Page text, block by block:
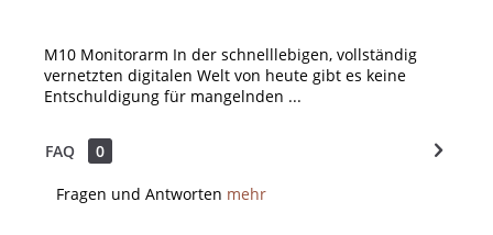
M10 Monitorarm In der schnelllebigen, vollständig
vernetzten digitalen Welt von heute gibt es keine
Entschuldigung für mangelnden ...
FAQ 0
Fragen und Antworten mehr